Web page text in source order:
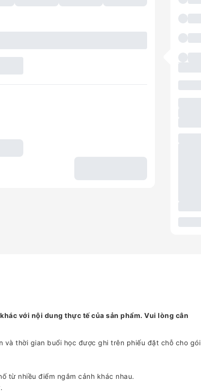
với nội dung thực tế của sản phẩm. Vui lòng cân
và thời gian buổi học được ghi trên phiếu đặt chỗ cho gói
từ nhiều điểm ngắm cảnh khác nhau.